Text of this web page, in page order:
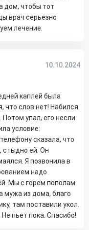
дом, чтобы тот
врач серьезно
лечение.
10.10.2024
каплей была
что слов нет! Набился
упал, его несли
условие:
сказала, что
стыдно ей. Он
Я позвонила в
надо
Мы с горем пополам
мужа из дома, благо
там поставили укол.
пьет пока. Спасибо!